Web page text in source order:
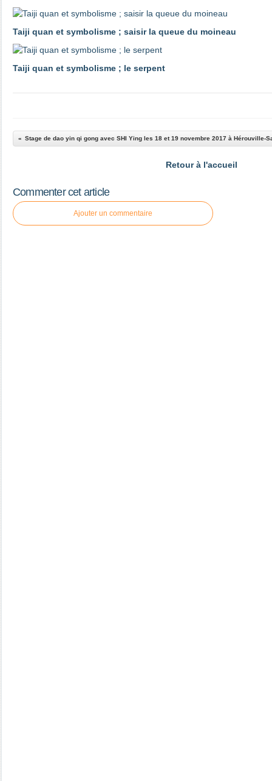
Taiji quan et symbolisme ; saisir la queue du moineau
Taiji quan et symbolisme ; le serpent
Retour à l'accueil
Commenter cet article
Ajouter un commentaire